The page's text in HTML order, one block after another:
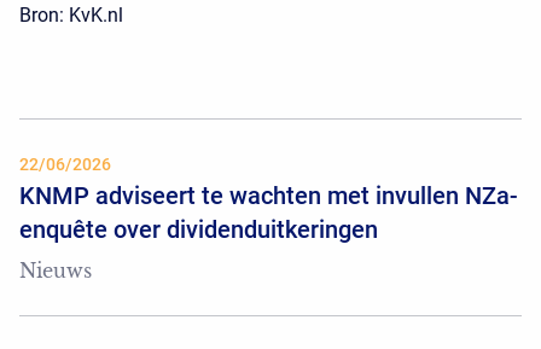
Bron: KvK.nl
22/06/2026
KNMP adviseert te wachten met invullen NZa-
enquête over dividenduitkeringen
Nieuws